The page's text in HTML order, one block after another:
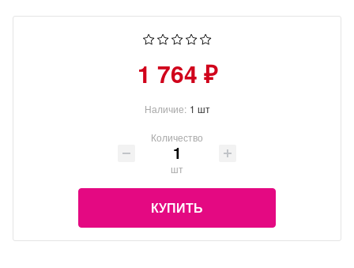
1 764 ₽
Наличие: 1 шт
Количество
шт
КУПИТЬ